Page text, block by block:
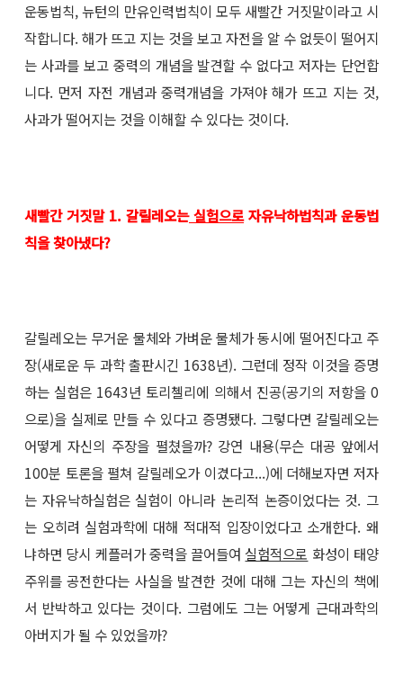
운동법칙, 뉴턴의 만유인력법칙이 모두 새빨간 거짓말이라고 시
작합니다. 해가 뜨고 지는 것을 보고 자전을 알 수 없듯이 떨어지
는 사과를 보고 중력의 개념을 발견할 수 없다고 저자는 단언합
니다. 먼저 자전 개념과 중력개념을 가져야 해가 뜨고 지는 것,
사과가 떨어지는 것을 이해할 수 있다는 것이다.
새빨간 거짓말 1. 갈릴레오는실험으로자유낙하법칙과 운동법
칙을 찾아냈다?
갈릴레오는 무거운 물체와 가벼운 물체가 동시에 떨어진다고 주
장(새로운 두 과학 출판시긴 1638년). 그런데 정작 이것을 증명
하는 실험은 1643년 토리첼리에 의해서 진공(공기의 저항을 0
으로)을 실제로 만들 수 있다고 증명됐다. 그렇다면 갈릴레오는
어떻게 자신의 주장을 펼쳤을까? 강연 내용(무슨 대공 앞에서
100분 토론을 펼쳐 갈릴레오가 이겼다고...)에 더해보자면 저자
는 자유낙하실험은 실험이 아니라 논리적 논증이었다는 것. 그
는 오히려 실험과학에 대해 적대적 입장이었다고 소개한다. 왜
냐하면 당시 케플러가 중력을 끌어들여실험적으로 화성이 태양
주위를 공전한다는 사실을 발견한 것에 대해 그는 자신의 책에
서 반박하고 있다는 것이다. 그럼에도 그는 어떻게 근대과학의
아버지가 될 수 있었을까?